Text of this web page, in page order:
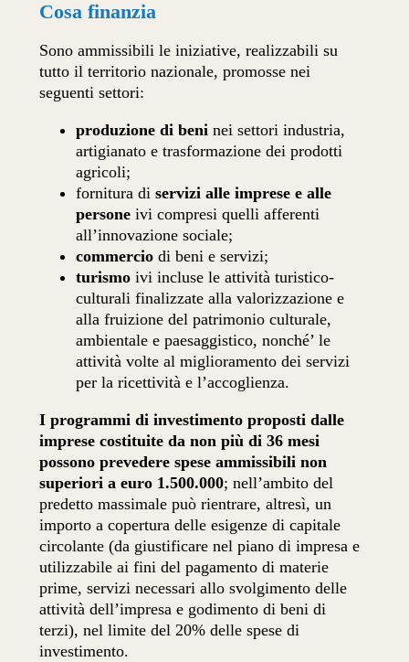
Cosa finanzia
Sono ammissibili le iniziative, realizzabili su
tutto il territorio nazionale, promosse nei
seguenti settori:
produzione di beninei settori industria,
artigianato e trasformazione dei prodotti
agricoli;
fornitura diservizi alle imprese e alle
personeivi compresi quelli afferenti
all’innovazione sociale;
commerciodi beni e servizi;
turismoivi incluse le attività turistico-
culturali finalizzate alla valorizzazione e
alla fruizione del patrimonio culturale,
ambientale e paesaggistico, nonché’ le
attività volte al miglioramento dei servizi
per la ricettività e l’accoglienza.
I programmi di investimento proposti dalle
imprese costituite da non più di 36 mesi
possono prevedere spese ammissibili non
superiori a euro 1.500.000; nell’ambito del
predetto massimale può rientrare, altresì, un
importo a copertura delle esigenze di capitale
circolante (da giustificare nel piano di impresa e
utilizzabile ai fini del pagamento di materie
prime, servizi necessari allo svolgimento delle
attività dell’impresa e godimento di beni di
terzi), nel limite del 20% delle spese di
investimento.